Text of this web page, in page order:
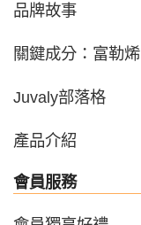
品牌故事
關鍵成分：富勒烯
Juvaly部落格
產品介紹
會員服務